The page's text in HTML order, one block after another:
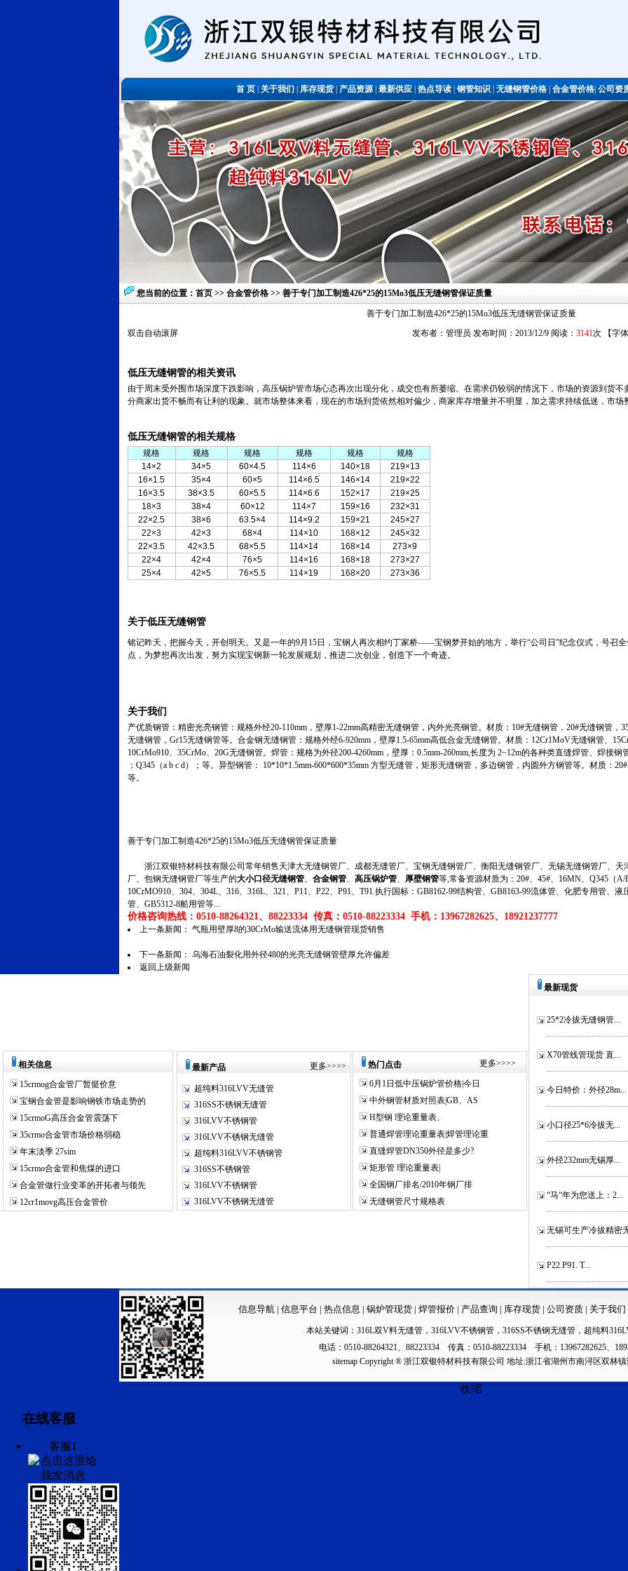
首 页关于我们库存现货|产品资源|最新供应|热点导读钢管知识无缝钢管价格合金管价格公司资
不锈钢管
您当前的位置： 首页 >> 合金管价格 >> 善于专门加工制造426*25的15Mo3低压无缝钢管保证质量
善于专门加工制造426*25的15Mo3低压无缝钢管保证质量
双击自动滚屏
发布者：管理员 发布时间：2013/12/9 阅读： 3141次 【字体
低压无缝钢管的相关资讯
由于周末受外围市场深度下跌影响，高压锅炉管市场心态再次出现分化，成交也有所萎缩。在需求仍较弱的情况下，市场的资源到货
分商家出货不畅而有让利的现象。就市场整体来看，现在的市场到货依然相对偏少，商家库存增量并不明显，加之需求持续低迷，市场
低压无缝钢管的相关规格
规格 规格 规格 规格 规格
规格
14×2
34×5 60×4.5 114×6 140×18
219×13
16×1.5
35×4 60×5 114×6.5 146×14
219×22
16×3.5
38×3.5 60×5.5 114×6.6 152×17
219×25
18×3
38×4 60×12 114×7 159×16
232×31
22×2.5
38×6 63.5×4 114×9.2 159×21
245×27
22×3
42×3 68×4 114×10 168×12
245×32
22×3.5
42×3.5 68×5.5 114×14 168×14
273×9
22×4
42×4 76×5 114×16 168×18
273×27
25×4
42×5 76×5.5 114×19 168×20 273×36
关于低压无缝钢管
铭记昨天，把握今天，开创明天。又是一年的9月15日，宝钢人再次相约丁家桥——宝钢梦开始的地方，举行“公司日”纪念仪式，号召全
点，为梦想再次出发，努力实现宝钢新一轮发展规划，推进二次创业，创造下一个奇迹。
关于我们
产优质钢管：精密光亮钢管：规格外经20-110mm，壁厚1-22mm高精密无缝钢管，内外光亮钢管。材质：10#无缝钢管，20#无缝钢管，
无缝钢管，Gr15无缝钢管等。合金钢无缝钢管：规格外经6-920mm，壁厚1.5-65mm高低合金无缝钢管。材质：12Cr1MoV无缝钢管、
10CrMo910、35CrMo、20G无缝钢管。焊管：规格为外径200-4260mm，壁厚：0.5mm-260mm,长度为 2~12m的各种类直缝焊管、焊接
；Q345（a b c d）；等。异型钢管： 10*10*1.5mm-600*600*35mm 方型无缝管，矩形无缝钢管，多边钢管，内圆外方钢管等。材质：
等。
善于专门加工制造426*25的15Mo3低压无缝钢管保证质量
浙江双银特材科技有限公司常年销售天津大无缝钢管厂、成都无缝管厂、宝钢无缝钢管厂、衡阳无缝钢管厂、无锡无缝钢管厂、天
厂、包钢无缝钢管厂等生产的大小口径无缝钢管、 合金钢管、 高压锅炉管、 厚壁钢管等,常备资源材质为：20#、45#、16MN、Q345（
10CrMO910、304、304L、316、316L、321、P11、P22、P91、T91.执行国标：GB8162-99结构管、GB8163-99流体管、化肥专用管、
管、GB5312-8船用管等...
价格咨询热线：0510-88264321、88223334 传真：0510-88223334 手机：13967282625、18921237777
上一条新闻： 气瓶用壁厚8的30CrMo输送流体用无缝钢管现货销售
下一条新闻： 乌海石油裂化用外径480的光亮无缝钢管壁厚允许偏差
返回上级新闻
相关信息
15crmog合金管厂暂挺价意
宝钢合金管是影响钢铁市场走势的
15crmoG高压合金管震荡下
35crmo合金管市场价格弱稳
年末淡季 27sim
15crmo合金管和焦煤的进口
合金管做行业变革的开拓者与领先
12cr1movg高压合金管价
最新产品 更多>>>>
超纯料316LVV无缝管
316SS不锈钢无缝管
316LVV不锈钢管
316LVV不锈钢无缝管
超纯料316LVV不锈钢管
316SS不锈钢管
316LVV不锈钢管
316LVV不锈钢无缝管
热门点击 更多>>>>
6月1日低中压锅炉管价格|今日
中外钢管材质对照表|GB、AS
H型钢 理论重量表、
普通焊管理论重量表|焊管理论重
直缝焊管DN350外径是多少?
矩形管 理论重量表|
全国钢厂排名/2010年钢厂排
无缝钢管尺寸规格表
最新现货
25*2冷拔无缝钢管...
X70管线管现货 直...
今日特价：外径28m...
小口径25*6冷拔无...
外径232mm无锡厚...
“马“年为您送上：2...
无锡可生产冷拔精密
P22.P91. T...
信息导航| 信息平台 | 热点信息 | 锅炉管现货 | 焊管报价| 产品查询 | 库存现货 | 公司资质 | 关于我们
本站关键词： 316L双V料无缝管 ， 316LVV不锈钢管 ， 316SS不锈钢无缝管 ， 超纯料
电话：0510-88264321、88223334 传真：0510-88223334 手机：13967282625、
sitemapCopyright ® 浙江双银特材科技有限公司 地址:浙江省湖州市南浔区双林
收缩
在线客服
客服1